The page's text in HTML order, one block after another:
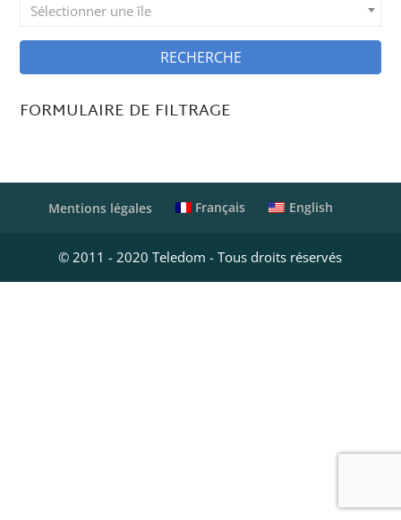
Sélectionner une île
RECHERCHE
FORMULAIRE DE FILTRAGE
Mentions légales Français English
© 2011 - 2020 Teledom - Tous droits réservés